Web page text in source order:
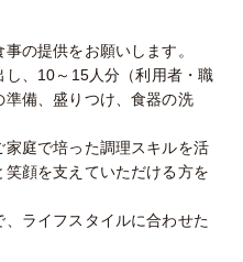
の提供をお願いします。
、10～15人分（利用者・職
準備、盛りつけ、食器の洗
庭で培った調理スキルを活
顔を支えていただける方を
ライフスタイルに合わせた